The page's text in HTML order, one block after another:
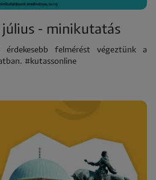
- minikutatás
felmérést végeztünk a
#kutassonline